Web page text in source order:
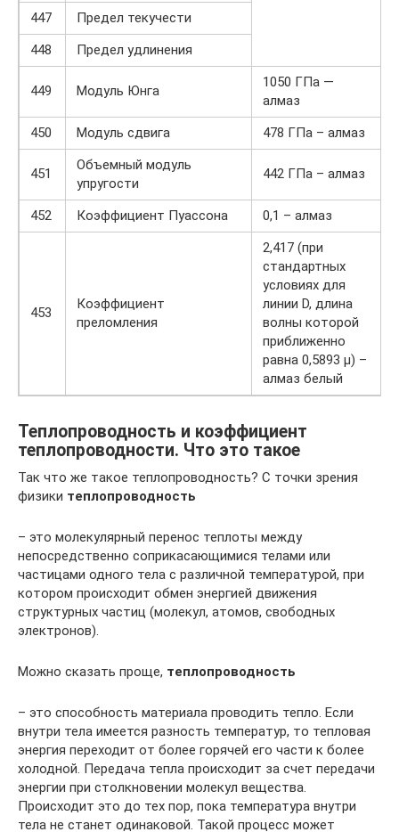
447
Предел текучести
448
Предел удлинения
449 Модуль Юнга
1050 ГПа —
алмаз
450
Модуль сдвига 478 ГПа – алмаз
451
Объемный модуль
упругости
442 ГПа – алмаз
452 Коэффициент Пуассона 0,1 – алмаз
453
Коэффициент
преломления
2,417 (при
стандартных
условиях для
линии D, длина
волны которой
приближенно
равна 0,5893 μ) –
алмаз белый
Теплопроводность и коэффициент
теплопроводности. Что это такое
Так что же такое теплопроводность? С точки зрения
физики теплопроводность
– это молекулярный перенос теплоты между
непосредственно соприкасающимися телами или
частицами одного тела с различной температурой, при
котором происходит обмен энергией движения
структурных частиц (молекул, атомов, свободных
электронов).
Можно сказать проще, теплопроводность
– это способность материала проводить тепло. Если
внутри тела имеется разность температур, то тепловая
энергия переходит от более горячей его части к более
холодной. Передача тепла происходит за счет передачи
энергии при столкновении молекул вещества.
Происходит это до тех пор, пока температура внутри
тела не станет одинаковой. Такой процесс может